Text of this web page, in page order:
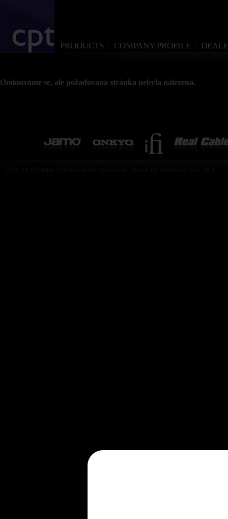
PRODUCTS COMPANY PROFILE
Omlouváme se, ale požadovaná stránka nebyla nalezena.